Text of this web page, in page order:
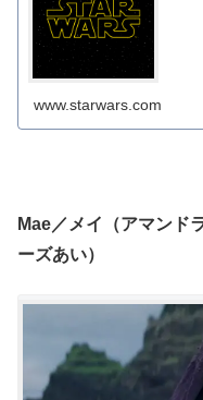
www.starwars.com
Mae／メイ（アマンド
ーズあい）